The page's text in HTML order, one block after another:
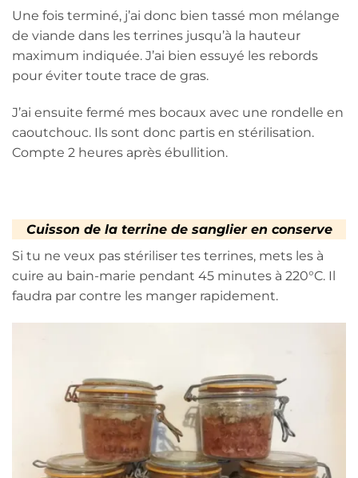
Une fois terminé, j’ai donc bien tassé mon mélange
de viande dans les terrines jusqu’à la hauteur
maximum indiquée. J’ai bien essuyé les rebords
pour éviter toute trace de gras.
J’ai ensuite fermé mes bocaux avec une rondelle en
caoutchouc. Ils sont donc partis en stérilisation.
Compte 2 heures après ébullition.
Cuisson de la terrine de sanglier en conserve
Si tu ne veux pas stériliser tes terrines, mets les à
cuire au bain-marie pendant 45 minutes à 220°C. Il
faudra par contre les manger rapidement.